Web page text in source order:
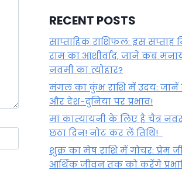
RECENT POSTS
साप्ताहिक राशिफल: इस सप्ताह
राम का आशीर्वाद, जानें कब
नवमी का त्योहार?
मंगल का कुंभ राशि में उदय: जानें
और देश-दुनिया पर प्रभाव!
मां कात्‍यायनी के लिए है चैत्र
छठा दिन! नोट कर लें तिथि!
शुक्र का मेष राशि में गोचर: प्रेम
आर्थिक जीवन तक को करेंगे